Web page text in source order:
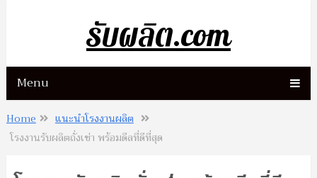
รับผลิต.com
Menu
Home
แนะนำโรงงานผลิต
โรงงานรับผลิตถั่งเช่า พร้อมดีลที่ดีที่สุด